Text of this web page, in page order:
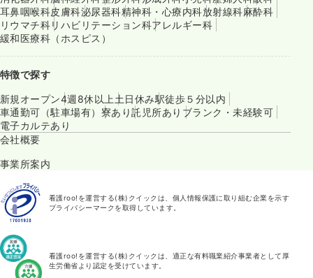
耳鼻咽喉科皮膚科泌尿器科精神科・心療内科放射線科麻酔科
リウマチ科リハビリテーション科アレルギー科
緩和医療科（ホスピス）
特徴で探す
新規オープン4週8休以上土日休み駅徒歩５分以内
車通勤可（駐車場有） 寮あり託児所あり ブランク・未経験可
電子カルテあり
会社概要
事業所案内
看護roo!を運営する(株)クイックは、個人情報保護に取り組む企業を示す
プライバシーマークを取得しています。
看護roo!を運営する(株)クイックは、適正な有料職業紹介事業者として厚
生労働省より認定を受けています。